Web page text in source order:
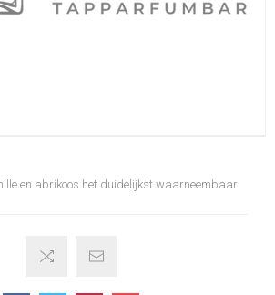
en abrikoos het duidelijkst waarneembaar.